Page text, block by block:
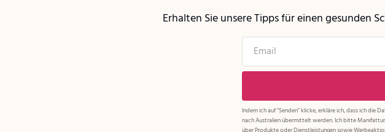
Erhalten Sie unsere Tipps für einen gesunden
Indem ich auf "Senden" klicke, erkläre ich, dass ich die
nach Australien übermittelt werden. Ich bitte